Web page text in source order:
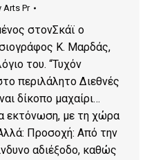
Arts Pr
στονΣκάϊ ο
Κ. Μαρδάς,
του. “Τυχόν
περιλάλητο Διεθνές
δίκοπο μαχαίρι…
εκτόνωση, με τη χώρα
Προσοχή: Από την
αδιέξοδο, καθώς